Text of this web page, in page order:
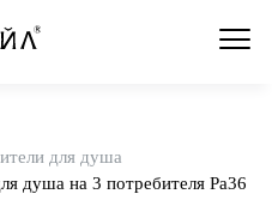
для душа
душа на 3 потребителя Pa36